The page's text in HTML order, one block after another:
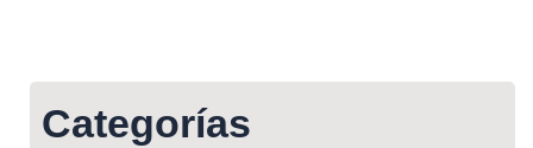
Categorías